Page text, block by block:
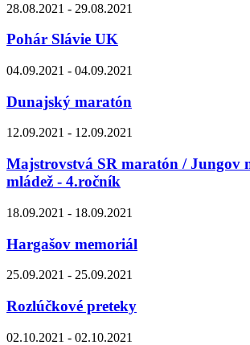
28.08.2021 - 29.08.2021
Pohár Slávie UK
04.09.2021 - 04.09.2021
Dunajský maratón
12.09.2021 - 12.09.2021
Majstrovstvá SR maratón / Jungov
mládež - 4.ročník
18.09.2021 - 18.09.2021
Hargašov memoriál
25.09.2021 - 25.09.2021
Rozlúčkové preteky
02.10.2021 - 02.10.2021